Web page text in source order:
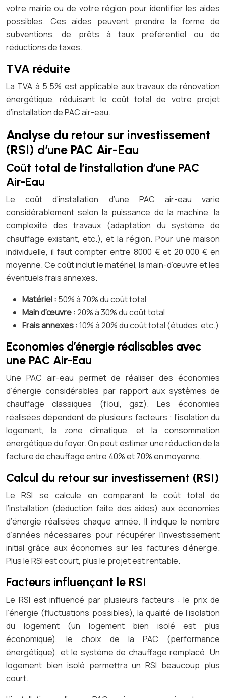
votre mairie ou de votre région pour identifier les aides
possibles. Ces aides peuvent prendre la forme de
subventions, de prêts à taux préférentiel ou de
réductions de taxes.
TVA réduite
La TVA à 5,5% est applicable aux travaux de rénovation
énergétique, réduisant le coût total de votre projet
d’installation de PAC air-eau.
Analyse du retour sur investissement
(RSI) d’une PAC Air-Eau
Coût total de l’installation d’une PAC
Air-Eau
Le coût d’installation d’une PAC air-eau varie
considérablement selon la puissance de la machine, la
complexité des travaux (adaptation du système de
chauffage existant, etc.), et la région. Pour une maison
individuelle, il faut compter entre 8000 € et 20 000 € en
moyenne. Ce coût inclut le matériel, la main-d’œuvre et les
éventuels frais annexes.
Matériel : 50% à 70% du coût total
Main d’œuvre :20% à 30% du coût total
Frais annexes :10% à 20% du coût total (études, etc.)
Economies d’énergie réalisables avec
une PAC Air-Eau
Une PAC air-eau permet de réaliser des économies
d’énergie considérables par rapport aux systèmes de
chauffage classiques (fioul, gaz). Les économies
réalisées dépendent de plusieurs facteurs : l’isolation du
logement, la zone climatique, et la consommation
énergétique du foyer. On peut estimer une réduction de la
facture de chauffage entre 40% et 70% en moyenne.
Calcul du retour sur investissement (RSI)
Le RSI se calcule en comparant le coût total de
l’installation (déduction faite des aides) aux économies
d’énergie réalisées chaque année. Il indique le nombre
d’années nécessaires pour récupérer l’investissement
initial grâce aux économies sur les factures d’énergie.
Plus le RSI est court, plus le projet est rentable.
Facteurs influençant le RSI
Le RSI est influencé par plusieurs facteurs : le prix de
l’énergie (fluctuations possibles), la qualité de l’isolation
du logement (un logement bien isolé est plus
économique), le choix de la PAC (performance
énergétique), et le système de chauffage remplacé. Un
logement bien isolé permettra un RSI beaucoup plus
court.